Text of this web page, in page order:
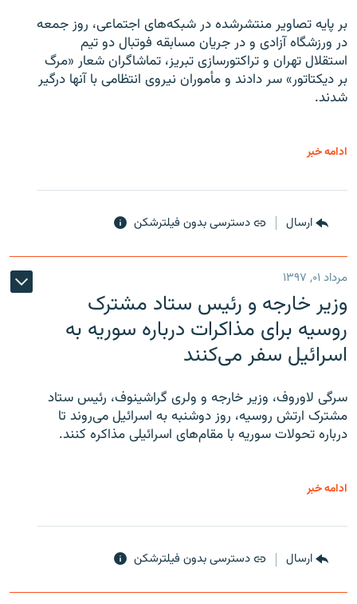
بر پایه تصاویر منتشرشده در شبکه‌های اجتماعی، روز جمعه
در ورزشگاه آزادی و در جریان مسابقه فوتبال دو تیم
استقلال تهران و تراکتورسازی تبریز، تماشاگران شعار «مرگ
بر دیکتاتور» سر دادند و مأموران نیروی انتظامی با آنها درگیر
شدند.
ادامه خبر
ارسال دسترسی بدون فیلترشکن
مرداد ۰۱, ۱۳۹۷
وزیر خارجه و رئیس‌ ستاد مشترک
روسیه برای مذاکرات درباره سوریه به
اسرائیل سفر می‌کنند
سرگی لاوروف، وزیر خارجه و ولری گراشینوف، رئیس ستاد
مشترک ارتش روسیه، روز دوشنبه به اسرائیل می‌روند تا
درباره تحولات سوریه با مقام‌های اسرائیلی مذاکره کنند.
ادامه خبر
ارسال دسترسی بدون فیلترشکن